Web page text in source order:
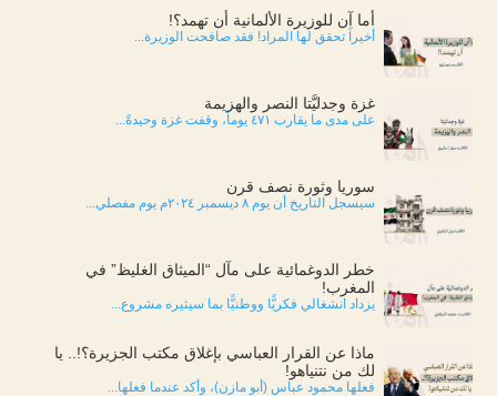
أما آن للوزيرة الألمانية أن تهمد؟!
أخيراً تحقق لها المراد! فقد صافحت الوزيرة...
غزة وجدليَّتا النصر والهزيمة
على مدى ما يقارب ٤٧١ يوماً، وقفت غزة وحيدةً...
سوريا وثورة نصف قرن
سيسجل التاريخ أن يوم ٨ ديسمبر ٢٠٢٤م يوم مفصلي...
خطر الدوغمائية على مآل “الميثاق الغليظ” في
المغرب!
يزداد انشغالي فكريًّا ووطنيًّا بما سيثيره مشروع...
ماذا عن القرار العباسي بإغلاق مكتب الجزيرة؟!.. يا
لك من نتنياهو!
فعلها محمود عباس (أبو مازن)، وأكد عندما فعلها...